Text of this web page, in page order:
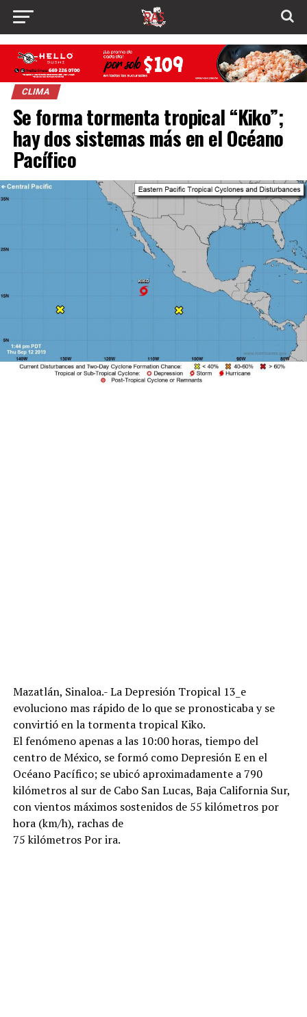
CLIMA
Se forma tormenta tropical “Kiko”;
hay dos sistemas más en el Océano
Pacífico
Mazatlán, Sinaloa.- La Depresión Tropical 13_e
evoluciono mas rápido de lo que se pronosticaba y se
convirtió en la tormenta tropical Kiko.
El fenómeno apenas a las 10:00 horas, tiempo del
centro de México, se formó como Depresión E en el
Océano Pacífico; se ubicó aproximadamente a 790
kilómetros al sur de Cabo San Lucas, Baja California Sur,
con vientos máximos sostenidos de 55 kilómetros por
hora (km/h), rachas de
75 kilómetros Por ira.